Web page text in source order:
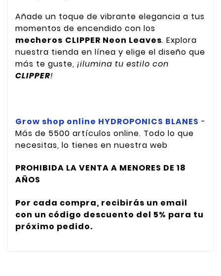
Añade un toque de vibrante elegancia a tus
momentos de encendido con los
mecheros CLIPPER Neon Leaves. Explora
nuestra tienda en línea y elige el diseño que
más te guste, ¡ilumina tu estilo con
CLIPPER!
Grow shop online HYDROPONICS BLANES -
Más de 5500 artículos online. Todo lo que
necesitas, lo tienes en nuestra web
PROHIBIDA LA VENTA A MENORES DE 18
AÑOS
Por cada compra, recibirás un email
con un código descuento del 5% para tu
próximo pedido.